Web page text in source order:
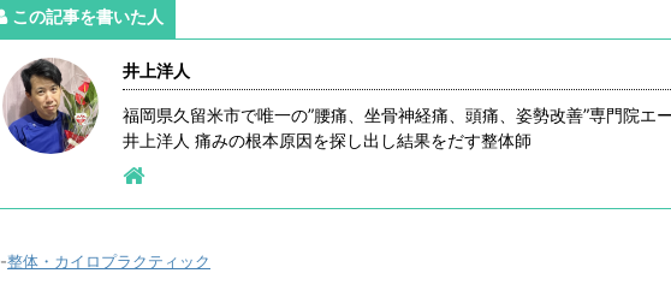
この記事を書いた人
井上洋人
福岡県久留米市で唯一の”腰痛、坐骨神経痛、頭痛、姿勢改善”専門院エ
井上洋人 痛みの根本原因を探し出し結果をだす整体師
-整体・カイロプラクティック